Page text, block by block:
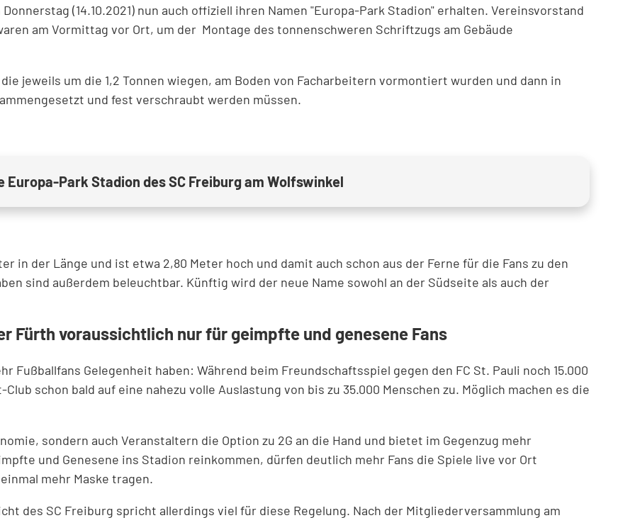
(14.10.2021) nun auch offiziell ihren Namen "Europa-Park Stadion" erhalten. Vereinsvorstand
am Vormittag vor Ort, um der Montage des tonnenschweren Schriftzugs am Gebäude
jeweils um die 1,2 Tonnen wiegen, am Boden von Facharbeitern vormontiert wurden und dann in
und fest verschraubt werden müssen.
Park Stadion des SC Freiburg am Wolfswinkel
in der Länge und ist etwa 2,80 Meter hoch und damit auch schon aus der Ferne für die Fans zu den
sind außerdem beleuchtbar. Künftig wird der neue Name sowohl an der Südseite als auch der
Fürth voraussichtlich nur für geimpfte und genesene Fans
Fußballfans Gelegenheit haben: Während beim Freundschaftsspiel gegen den FC St. Pauli noch 15.000
schon bald auf eine nahezu volle Auslastung von bis zu 35.000 Menschen zu. Möglich machen es die
sondern auch Veranstaltern die Option zu 2G an die Hand und bietet im Gegenzug mehr
und Genesene ins Stadion reinkommen, dürfen deutlich mehr Fans die Spiele live vor Ort
mehr Maske tragen.
des SC Freiburg spricht allerdings viel für diese Regelung. Nach der Mitgliederversammlung am